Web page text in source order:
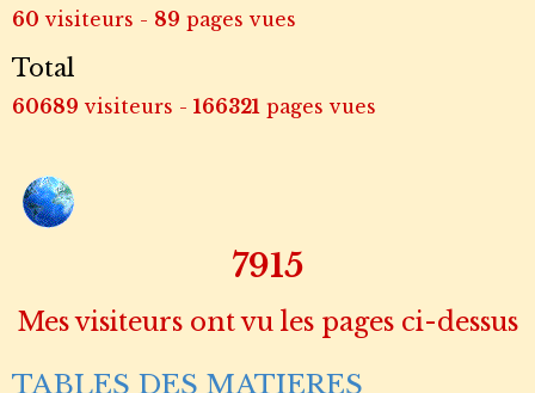
60 visiteurs - 89 pages vues
Total
60689 visiteurs - 166321 pages vues
10959
Mes visiteurs ont vu les pages ci-dessus
TABLES DES MATIERES